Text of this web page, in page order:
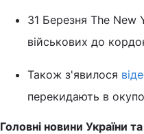
31 Березня The New
військових до
Також з'явилося
перекидають в
Головні новини України